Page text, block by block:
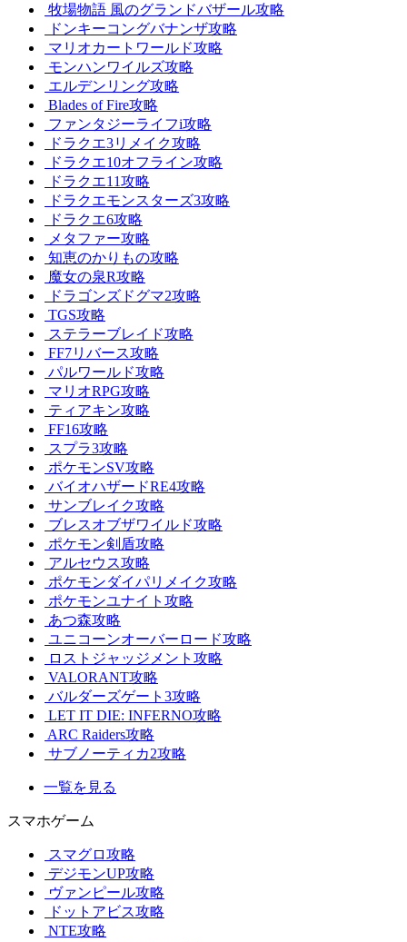
牧場物語 風のグランドバザール攻略
ドンキーコングバナンザ攻略
マリオカートワールド攻略
モンハンワイルズ攻略
エルデンリング攻略
Blades of Fire攻略
ファンタジーライフi攻略
ドラクエ3リメイク攻略
ドラクエ10オフライン攻略
ドラクエ11攻略
ドラクエモンスターズ3攻略
ドラクエ6攻略
メタファー攻略
知恵のかりもの攻略
魔女の泉R攻略
ドラゴンズドグマ2攻略
TGS攻略
ステラーブレイド攻略
FF7リバース攻略
パルワールド攻略
マリオRPG攻略
ティアキン攻略
FF16攻略
スプラ3攻略
ポケモンSV攻略
バイオハザードRE4攻略
サンブレイク攻略
ブレスオブザワイルド攻略
ポケモン剣盾攻略
アルセウス攻略
ポケモンダイパリメイク攻略
ポケモンユナイト攻略
あつ森攻略
ユニコーンオーバーロード攻略
ロストジャッジメント攻略
VALORANT攻略
バルダーズゲート3攻略
LET IT DIE: INFERNO攻略
ARC Raiders攻略
サブノーティカ2攻略
一覧を見る
スマホゲーム
スマグロ攻略
デジモンUP攻略
ヴァンピール攻略
ドットアビス攻略
NTE攻略